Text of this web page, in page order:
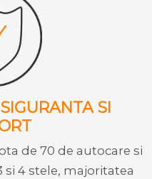
SI
de 70 de autocare si
si 4 stele, majoritatea